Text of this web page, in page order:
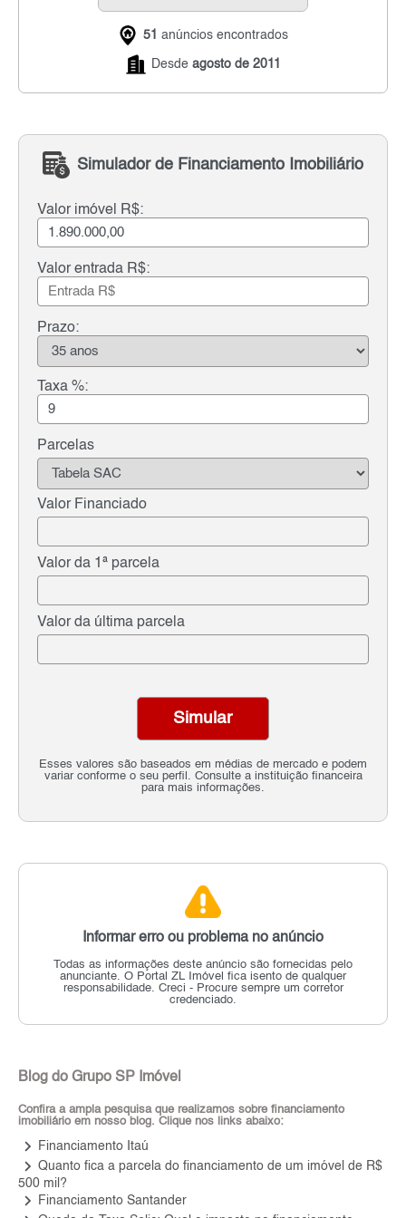
51 anúncios encontrados
Desde agosto de 2011
Simulador de Financiamento Imobiliário
Valor imóvel R$:
Valor entrada R$:
Prazo:
Taxa %:
Parcelas
Valor Financiado
Valor da 1ª parcela
Valor da última parcela
Esses valores são baseados em médias de mercado e podem
variar conforme o seu perfil. Consulte a instituição financeira
para mais informações.
Simular
Informar erro ou problema no anúncio
Todas as informações deste anúncio são fornecidas pelo
anunciante. O Portal ZL Imóvel fica isento de qualquer
responsabilidade. Creci - Procure sempre um corretor
credenciado.
Blog do Grupo SP Imóvel
Confira a ampla pesquisa que realizamos sobre financiamento
imobiliário em nosso blog. Clique nos links abaixo:
keyboard_arrow_right Financiamento Itaú
keyboard_arrow_right Quanto fica a parcela do financiamento de um imóvel de R$
500 mil?
keyboard_arrow_right Financiamento Santander